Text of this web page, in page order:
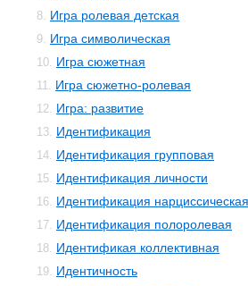
8. Игра ролевая детская
9. Игра символическая
10. Игра сюжетная
11. Игра сюжетно-ролевая
12. Игра: развитие
13. Идентификация
14. Идентификация групповая
15. Идентификация личности
16. Идентификация нарциссическая
17. Идентификация полоролевая
18. Идентификая коллективная
19. Идентичность